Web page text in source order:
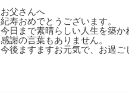
お父さんへ
紀寿おめでとうございます。
今日まで素晴らしい人生を築
感謝の言葉もありません。
今後ますますお元気で、お過ご